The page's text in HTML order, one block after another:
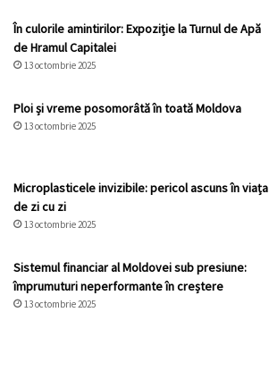
În culorile amintirilor: Expoziție la Turnul de Apă
de Hramul Capitalei
13 octombrie 2025
Ploi și vreme posomorâtă în toată Moldova
13 octombrie 2025
Microplasticele invizibile: pericol ascuns în viața
de zi cu zi
13 octombrie 2025
Sistemul financiar al Moldovei sub presiune:
împrumuturi neperformante în creștere
13 octombrie 2025